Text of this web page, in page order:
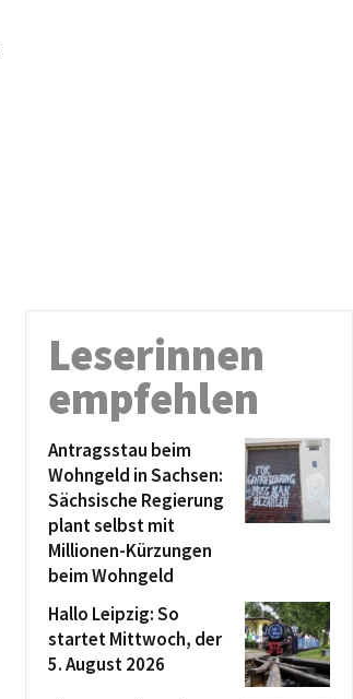
Leserinnen
empfehlen
Antragsstau beim
Wohngeld in Sachsen:
Sächsische Regierung
plant selbst mit
Millionen-Kürzungen
beim Wohngeld
Hallo Leipzig: So
startet Mittwoch, der
5. August 2026